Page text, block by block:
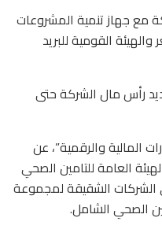
مع جهاز تنمية المشروعات
القومية للبريد
رأس مال الشركة حتى
المالية والرقمية”، عن
العامة للتامين الصحي
الشقيقة لمجموعة
الصحي الشامل.